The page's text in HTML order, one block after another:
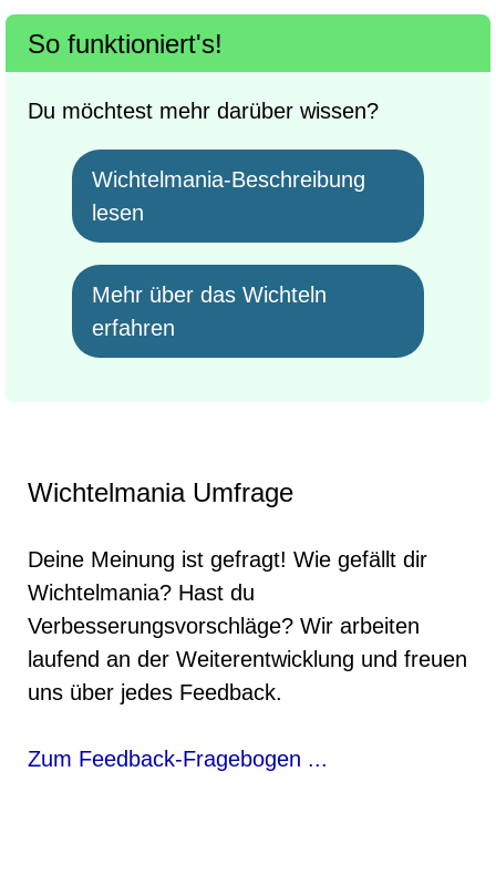
So funktioniert's!
Du möchtest mehr darüber wissen?
Wichtelmania-Beschreibung
lesen
Mehr über das Wichteln
erfahren
Wichtelmania Umfrage
Deine Meinung ist gefragt! Wie gefällt dir
Wichtelmania? Hast du
Verbesserungsvorschläge? Wir arbeiten
laufend an der Weiterentwicklung und freuen
uns über jedes Feedback.
Zum Feedback-Fragebogen ...